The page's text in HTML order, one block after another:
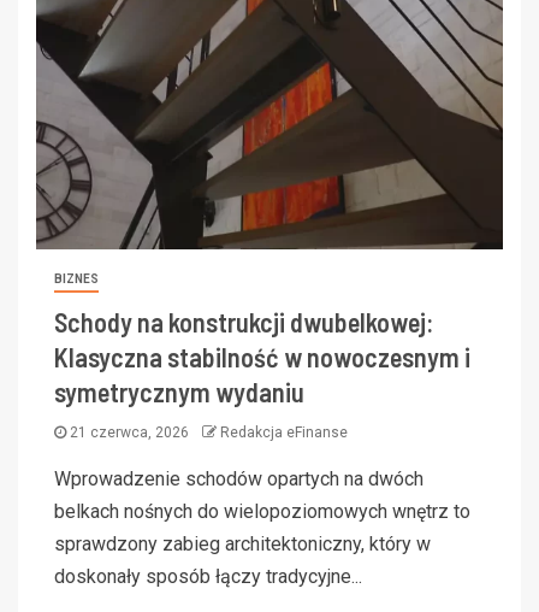
BIZNES
Schody na konstrukcji dwubelkowej:
Klasyczna stabilność w nowoczesnym i
symetrycznym wydaniu
21 czerwca, 2026 Redakcja eFinanse
Wprowadzenie schodów opartych na dwóch
belkach nośnych do wielopoziomowych wnętrz to
sprawdzony zabieg architektoniczny, który w
doskonały sposób łączy tradycyjne...